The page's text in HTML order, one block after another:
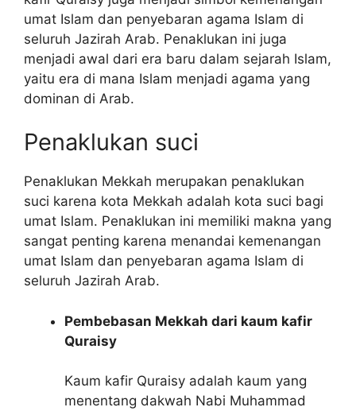
umat Islam dan penyebaran agama Islam di
seluruh Jazirah Arab. Penaklukan ini juga
menjadi awal dari era baru dalam sejarah Islam,
yaitu era di mana Islam menjadi agama yang
dominan di Arab.
Penaklukan suci
Penaklukan Mekkah merupakan penaklukan
suci karena kota Mekkah adalah kota suci bagi
umat Islam. Penaklukan ini memiliki makna yang
sangat penting karena menandai kemenangan
umat Islam dan penyebaran agama Islam di
seluruh Jazirah Arab.
Pembebasan Mekkah dari kaum kafir
Quraisy
Kaum kafir Quraisy adalah kaum yang
menentang dakwah Nabi Muhammad